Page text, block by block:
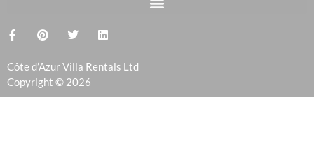
Côte d’Azur Villa Rentals Ltd
Copyright © 2026